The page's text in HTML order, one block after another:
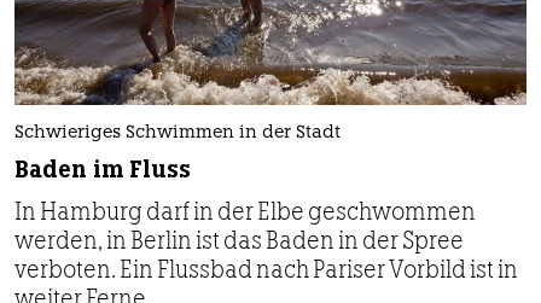
Schwieriges Schwimmen in der Stadt
Baden im Fluss
In Hamburg darf in der Elbe geschwommen
werden, in Berlin ist das Baden in der Spree
verboten. Ein Flussbad nach Pariser Vorbild ist in